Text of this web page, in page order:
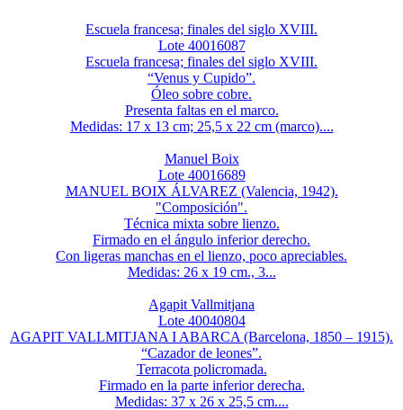
Escuela francesa; finales del siglo XVIII.
Lote 40016087
Escuela francesa; finales del siglo XVIII.
“Venus y Cupido”.
Óleo sobre cobre.
Presenta faltas en el marco.
Medidas: 17 x 13 cm; 25,5 x 22 cm (marco)....
Manuel Boix
Lote 40016689
MANUEL BOIX ÁLVAREZ (Valencia, 1942).
"Composición".
Técnica mixta sobre lienzo.
Firmado en el ángulo inferior derecho.
Con ligeras manchas en el lienzo, poco apreciables.
Medidas: 26 x 19 cm., 3...
Agapit Vallmitjana
Lote 40040804
AGAPIT VALLMITJANA I ABARCA (Barcelona, 1850 – 1915).
“Cazador de leones”.
Terracota policromada.
Firmado en la parte inferior derecha.
Medidas: 37 x 26 x 25,5 cm....